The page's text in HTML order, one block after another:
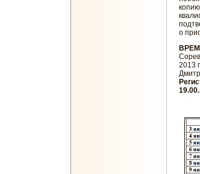
о
2013
19.00.